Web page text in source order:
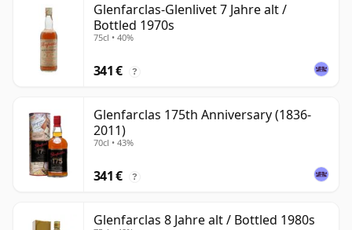
Glenfarclas-Glenlivet 7 Jahre alt /
Bottled 1970s
75cl • 40%
341 € ?
Glenfarclas 175th Anniversary (1836-
2011)
70cl • 43%
341 € ?
Glenfarclas 8 Jahre alt / Bottled 1980s